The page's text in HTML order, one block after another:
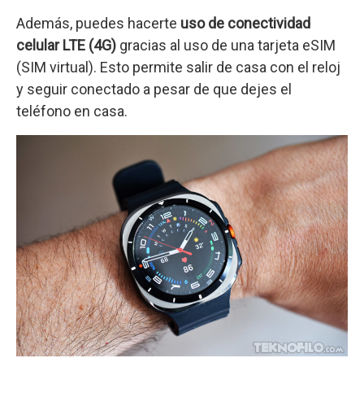
Además, puedes hacerte uso de conectividad
celular LTE (4G) gracias al uso de una tarjeta eSIM
(SIM virtual). Esto permite salir de casa con el reloj
y seguir conectado a pesar de que dejes el
teléfono en casa.